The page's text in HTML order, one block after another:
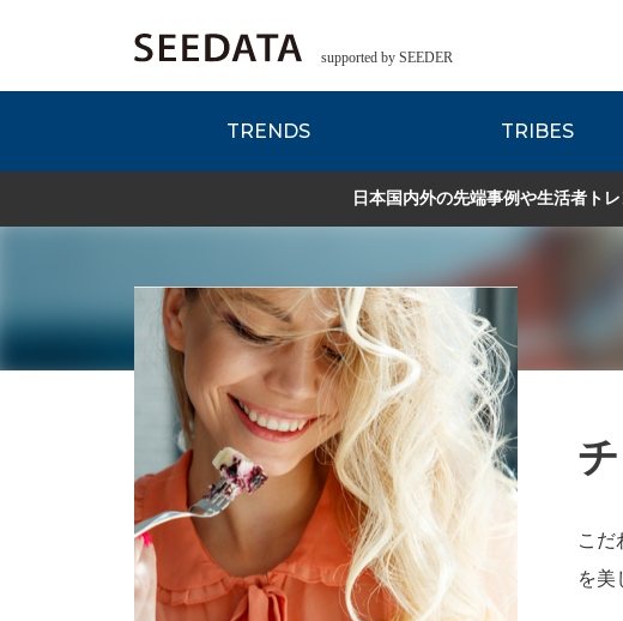
supported by SEEDER
TRENDS TRIBES
EDITORIAL REPORT Zsレポート
各種データのご紹介
日本国内外の先端事例や生活者ト
こだ
を美